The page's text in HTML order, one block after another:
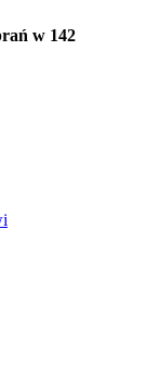
w 142